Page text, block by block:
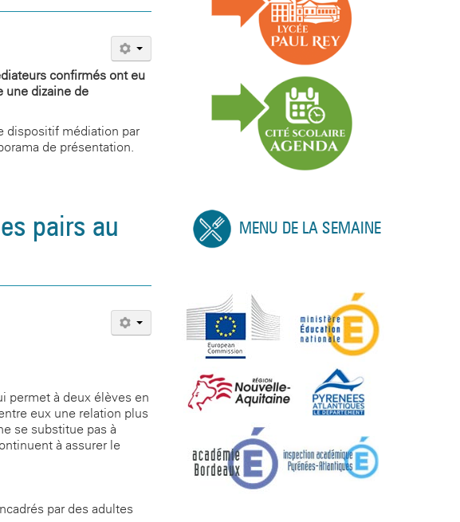
confirmés ont eu
une dizaine de
dispositif médiation par
de présentation.
pairs au
permet à deux élèves en
eux une relation plus
se substitue pas à
à assurer le
par des adultes
MENU DE LA SEMAINE